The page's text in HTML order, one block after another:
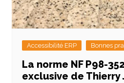
Accessibilité ERP Bonnes
La norme NF P98-
exclusive de Thierry